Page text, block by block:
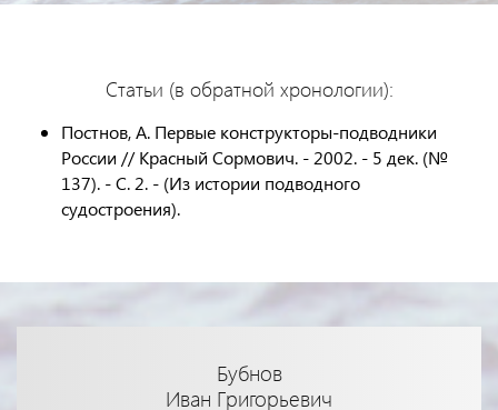
Статьи (в обратной хронологии):
Постнов, А. Первые конструкторы-подводники
России // Красный Сормович. - 2002. - 5 дек. (№
137). - С. 2. - (Из истории подводного
судостроения).
Бубнов
Иван Григорьевич